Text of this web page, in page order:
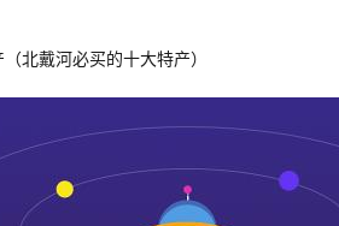
北戴河必买的十大特产）